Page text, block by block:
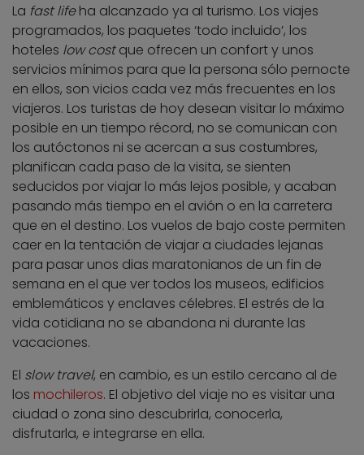
La fast lifeha alcanzado ya al turismo. Los viajes
programados, los paquetes ‘todo incluido’, los
hoteles low costque ofrecen un confort y unos
servicios mínimos para que la persona sólo pernocte
en ellos, son vicios cada vez más frecuentes en los
viajeros. Los turistas de hoy desean visitar lo máximo
posible en un tiempo récord, no se comunican con
los autóctonos ni se acercan a sus costumbres,
planifican cada paso de la visita, se sienten
seducidos por viajar lo más lejos posible, y acaban
pasando más tiempo en el avión o en la carretera
que en el destino. Los vuelos de bajo coste permiten
caer en la tentación de viajar a ciudades lejanas
para pasar unos dias maratonianos de un fin de
semana en el que ver todos los museos, edificios
emblemáticos y enclaves célebres. El estrés de la
vida cotidiana no se abandona ni durante las
vacaciones.
El slow travel, en cambio, es un estilo cercano al de
los mochileros. El objetivo del viaje no es visitar una
ciudad o zona sino descubrirla, conocerla,
disfrutarla, e integrarse en ella.